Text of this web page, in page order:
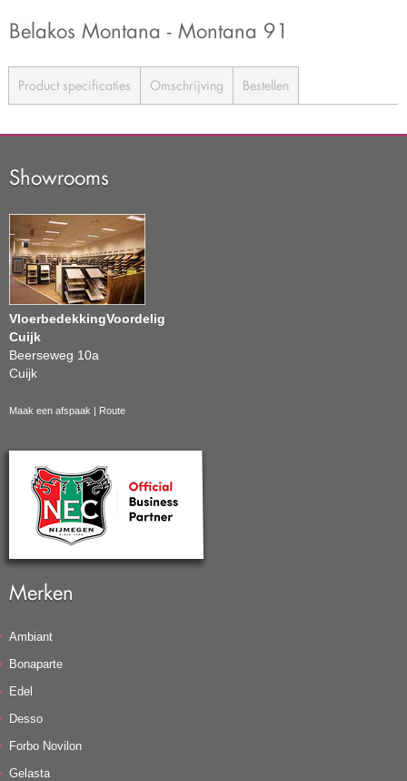
Belakos Montana - Montana 91
Product specificaties Omschrijving Bestellen
Showrooms
VloerbedekkingVoordelig
Cuijk
Beerseweg 10a
Cuijk
Maak een afspaak | Route
Merken
Ambiant
Bonaparte
Edel
Desso
Forbo Novilon
Gelasta